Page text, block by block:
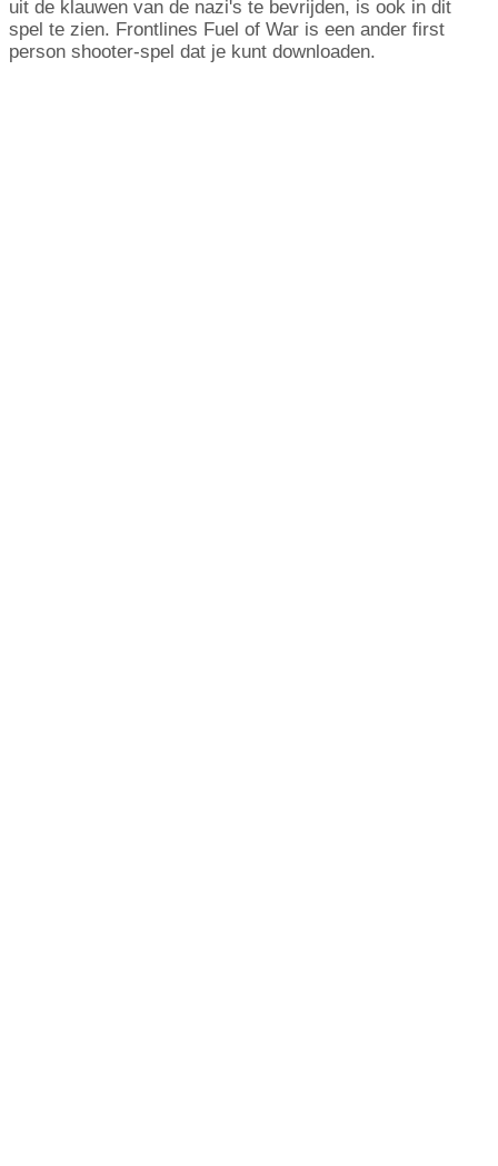
uit de klauwen van de nazi's te bevrijden, is ook in dit
spel te zien. Frontlines Fuel of War is een ander first
person shooter-spel dat je kunt downloaden.